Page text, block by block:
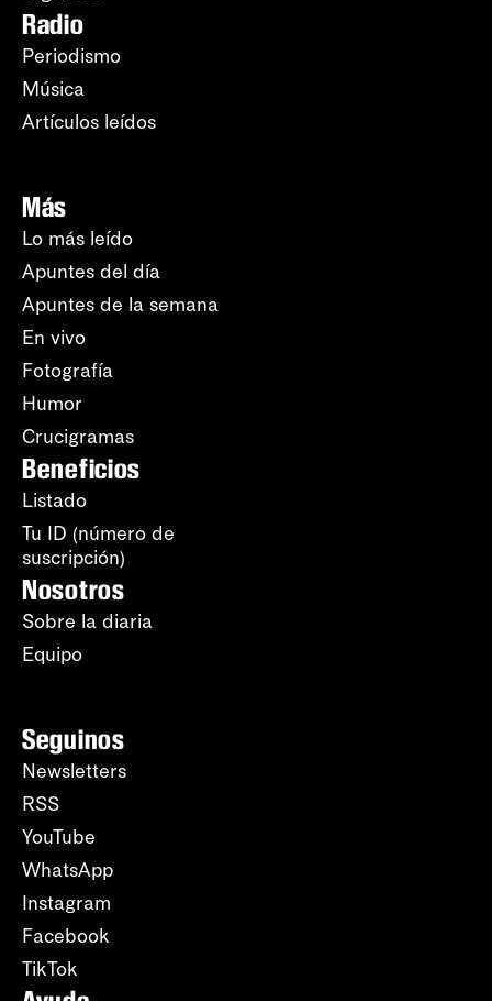
Radio
Periodismo
Música
Artículos leídos
Más
Lo más leído
Apuntes del día
Apuntes de la semana
En vivo
Fotografía
Humor
Crucigramas
Beneficios
Listado
Tu ID (número de
suscripción)
Nosotros
Sobre la diaria
Equipo
Seguinos
Newsletters
RSS
YouTube
WhatsApp
Instagram
Facebook
TikTok